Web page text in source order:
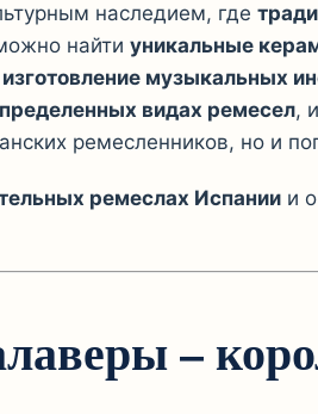
наследием, где
найти уникальные
музыкальных
видах ремесел,
ремесленников, но и
ремеслах Испании и
–